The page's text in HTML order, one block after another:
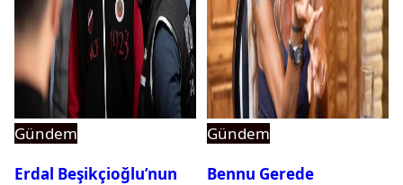
Gündem
Erdal Beşikçioğlu’nun
Gündem
Bennu Gerede